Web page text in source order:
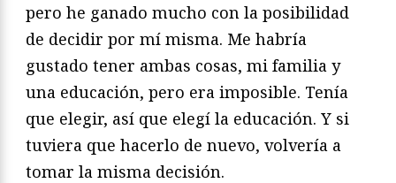
pero he ganado mucho con la posibilidad
de decidir por mí misma. Me habría
gustado tener ambas cosas, mi familia y
una educación, pero era imposible. Tenía
que elegir, así que elegí la educación. Y si
tuviera que hacerlo de nuevo, volvería a
tomar la misma decisión.